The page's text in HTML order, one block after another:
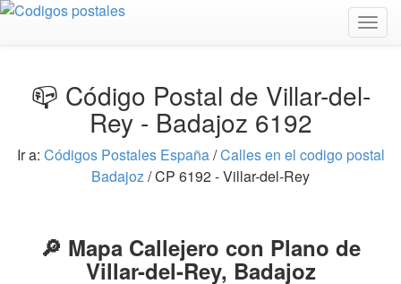
📪 Código Postal de Villar-del-
Rey - Badajoz 6192
Ir a: Códigos Postales España/Calles en el codigo postal
Badajoz/ CP 6192 - Villar-del-Rey
🔎 Mapa Callejero con Plano de
Villar-del-Rey, Badajoz